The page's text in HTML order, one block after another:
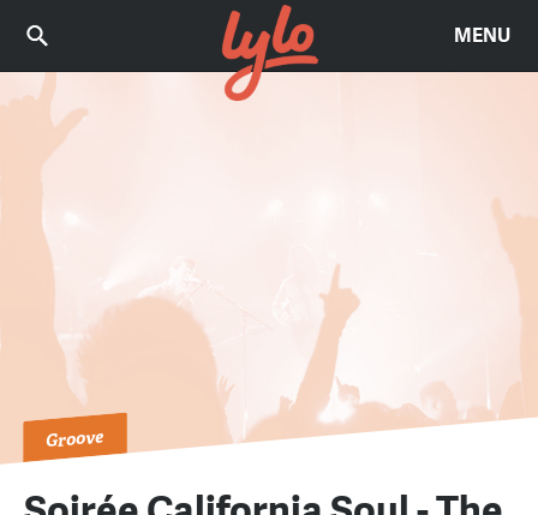
MENU
Groove